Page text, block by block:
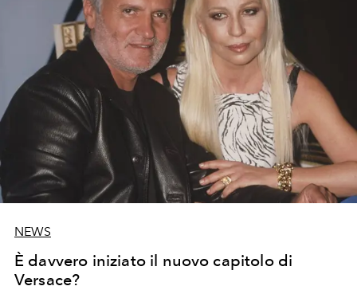
NEWS
È davvero iniziato il nuovo capitolo di
Versace?